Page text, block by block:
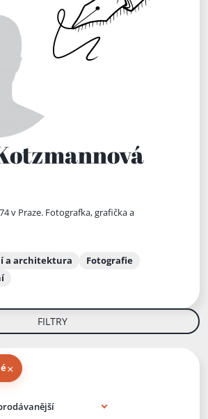
v Praze. Fotografka, grafička a
a architektura
Fotografie
FILTRY
×